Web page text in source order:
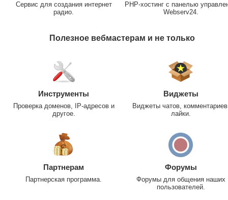
Сервис для создания интернет
радио.
PHP-хостинг с панелью
Webserv24.
Полезное вебмастерам и не только
Инструменты
Проверка доменов, IP-адресов и
другое.
Виджеты
Виджеты чатов,
лайки.
Партнерам
Партнерская программа.
Форумы
Форумы для общения наших
пользователей.